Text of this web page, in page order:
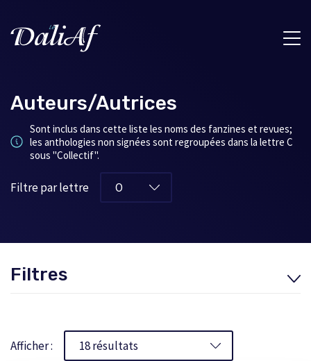
Auteurs/Autrices
Sont inclus dans cette liste les noms des fanzines et revues;
les anthologies non signées sont regroupées dans la lettre C
sous "Collectif".
Filtre par lettre
Filtres
Afficher :